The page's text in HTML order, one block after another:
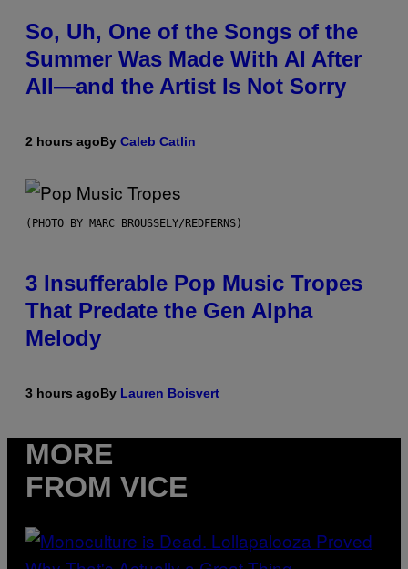
So, Uh, One of the Songs of the
Summer Was Made With AI After
All—and the Artist Is Not Sorry
2 hours agoBy Caleb Catlin
(PHOTO BY MARC BROUSSELY/REDFERNS)
3 Insufferable Pop Music Tropes
That Predate the Gen Alpha
Melody
3 hours agoBy Lauren Boisvert
MORE
FROM VICE